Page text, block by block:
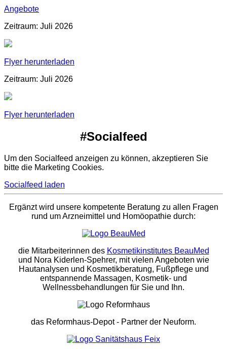
Angebote
Zeitraum: Juli 2026
Flyer herunterladen
Zeitraum: Juli 2026
Flyer herunterladen
#Socialfeed
Um den Socialfeed anzeigen zu können, akzeptieren Sie
bitte die Marketing Cookies.
Socialfeed laden
Ergänzt wird unsere kompetente Beratung zu allen Fragen
rund um Arzneimittel und Homöopathie durch:
die Mitarbeiterinnen des Kosmetikinstitutes BeauMed
und Nora Kiderlen-Spehrer, mit vielen Angeboten wie
Hautanalysen und Kosmetikberatung, Fußpflege und
entspannende Massagen, Kosmetik- und
Wellnessbehandlungen für Sie und Ihn.
das Reformhaus-Depot- Partner der Neuform.